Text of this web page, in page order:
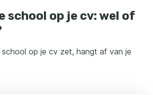
school op je cv: wel of
school op je cv zet, hangt af van je